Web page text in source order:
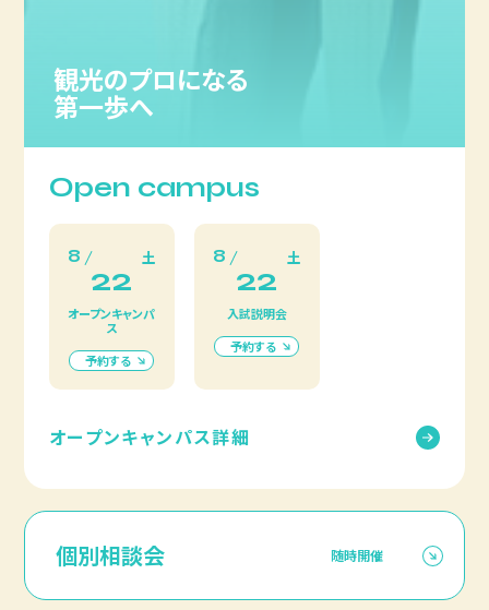
観光のプロになる
第一歩へ
Open campus
8 土
22
オープンキャンパ
ス
予約する
8 土
22
入試説明会
予約する
オープンキャンパス詳細
個別相談会 随時開催